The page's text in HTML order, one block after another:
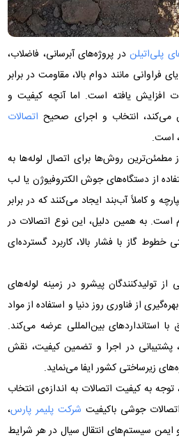
پلی‌اتیلندر پروژه‌های آبرسانی، فاضلاب،
فراوانی مانند دوام بالا، مقاومت در برابر
افزایش یافته است. اما آنچه کیفیت و
می‌کند، انتخاب و اجرای صحیح اتصالات
است.
مطمئن‌ترین روش‌ها برای اتصال لوله‌ها به
از دستگاه‌های جوش الکتروفیوژن یا لب
و کاملاً آب‌بند ایجاد می‌کنند که در برابر
است. به همین دلیل، این نوع اتصالات در
گاز با فشار بالا، کاربرد گسترده‌ای
تولیدکنندگان پیشرو در زمینه لوله‌های
از فناوری روز دنیا و استفاده از مواد
با استانداردهای بین‌المللی عرضه می‌کند.
پشتیبانی در اجرا و تضمین کیفیت، نقش
زیرساختی کشور ایفا می‌نماید.
به کیفیت اتصالات به اندازه‌ی انتخاب
جوشی باکیفیت شرکت پلیمر پارس،
سیستم‌های انتقال سیال در هر شرایط